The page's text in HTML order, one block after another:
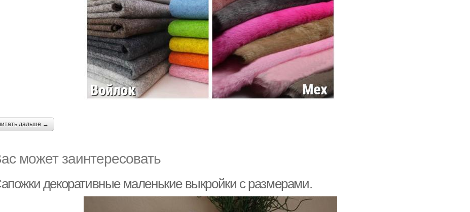
дальше →
может заинтересовать
декоративные маленькие выкройки с размерами.